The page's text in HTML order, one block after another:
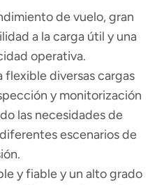
de vuelo, gran
a la carga útil y una
operativa.
diversas cargas
y monitorización
las necesidades de
escenarios de
y fiable y un alto grado